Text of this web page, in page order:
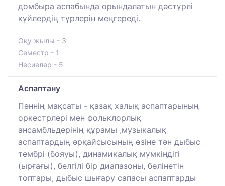
домбыра аспабында орындалатын дәстүрлі
күйлердің түрлерін меңгереді.
Оқу жылы - 3
Семестр - 1
Несиелер - 5
Аспаптану
Пәннің мақсаты - қазақ халық аспаптарының
оркестрлері мен фольклорлық
ансамбльдерінің құрамы ,музыкалық
аспаптардың әрқайсысының өзіне тән дыбыс
тембрі (бояуы), динамикалық мүмкіндігі
(ырғағы), белгілі бір диапазоны, бөлінетін
топтары, дыбыс шығару сапасы аспаптарды